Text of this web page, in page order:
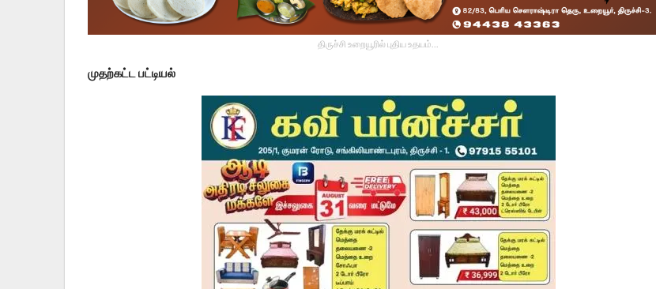
திருச்சி உறையூரில் புதிய உதயம்...
முதற்கட்ட பட்டியல்